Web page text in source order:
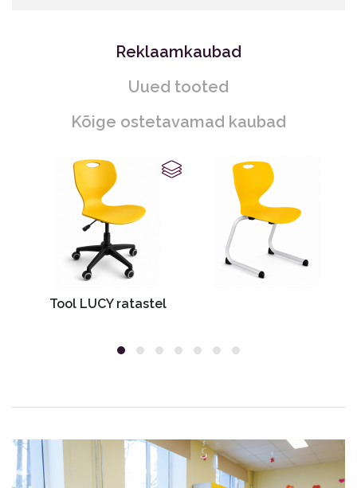
Reklaamkaubad
Uued tooted
Kõige ostetavamad kaubad
Tool LUCY ratastel